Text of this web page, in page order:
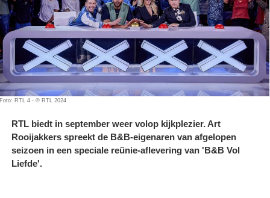
Foto: RTL 4 - © RTL 2024
RTL biedt in september weer volop kijkplezier. Art
Rooijakkers spreekt de B&B-eigenaren van afgelopen
seizoen in een speciale reünie-aflevering van 'B&B Vol
Liefde'.